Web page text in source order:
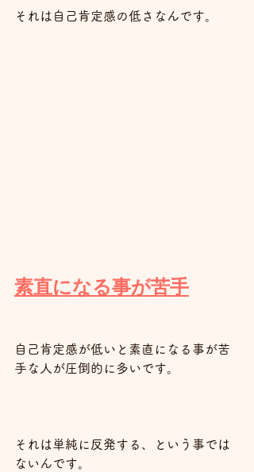
それは自己肯定感の低さなんです。
素直になる事が苦手
自己肯定感が低いと素直になる事が苦
手な人が圧倒的に多いです。
それは単純に反発する、という事では
ないんです。